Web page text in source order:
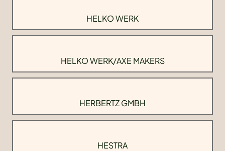
HELKO WERK
HELKO WERK/AXE MAKERS
HERBERTZ GMBH
HESTRA